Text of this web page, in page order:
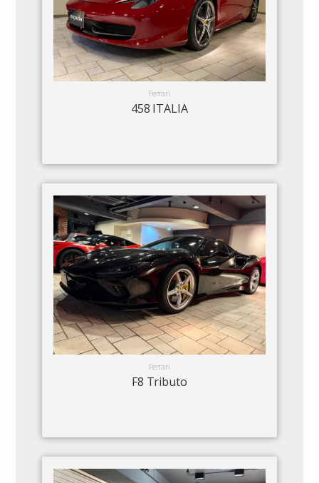
Ferrari
458 ITALIA
Ferrari
F8 Tributo